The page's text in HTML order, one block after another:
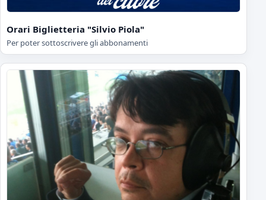
Orari Biglietteria "Silvio Piola"
Per poter sottoscrivere gli abbonamenti